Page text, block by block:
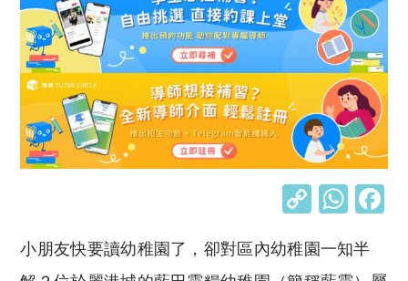
C
p
W
at
小朋友快要讀幼稚園了，卻對區內幼稚園一知半